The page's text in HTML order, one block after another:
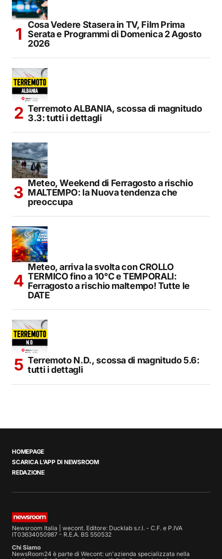
Cosa Vedere Stasera in TV, Film Prima
Serata e Programmi di Domenica 2 Agosto
2026
Terremoto ALBANIA, scossa di magnitudo
3.3: tutti i dettagli
Meteo, Weekend di Ferragosto a rischio
MALTEMPO: la Nuova tendenza che
preoccupa
Meteo, arriva la svolta con CROLLO
TERMICO fino a 10°C e TEMPORALI:
Ferragosto a rischio maltempo! Tutte le
DATE
Terremoto N.D., scossa di magnitudo 5.6:
tutti i dettagli
HOMEPAGE
SCARICA L’APP DI NEWSROOM
REDAZIONE
Newsroom Italia | wecont. Editore: Ducklab s.r.l. - C.F. e P.IVA
IT03634050987 - R.E.A. BS 550532
Chi Siamo
NewsRoom24 è parte di Wecont: un'azienda specializzata nella